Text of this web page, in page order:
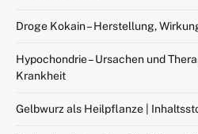
Droge Kokain – Herstellung,
Hypochondrie – Ursachen und
Krankheit
Gelbwurz als Heilpflanze |